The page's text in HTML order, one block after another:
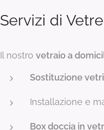
Servizi di
Il nostro vetraio a
Sostituzione
Installazione e
Box doccia in